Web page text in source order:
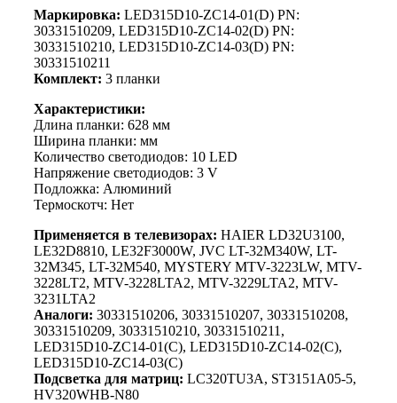
Маркировка: LED315D10-ZC14-01(D) PN:
30331510209, LED315D10-ZC14-02(D) PN:
30331510210, LED315D10-ZC14-03(D) PN:
30331510211
Комплект: 3 планки
Характеристики:
Длина планки: 628 мм
Ширина планки: мм
Количество светодиодов: 10 LED
Напряжение светодиодов: 3 V
Подложка: Алюминий
Термоскотч: Нет
Применяется в телевизорах: HAIER LD32U3100,
LE32D8810, LE32F3000W, JVC LT-32M340W, LT-
32M345, LT-32M540, MYSTERY MTV-3223LW, MTV-
3228LT2, MTV-3228LTA2, MTV-3229LTA2, MTV-
3231LTA2
Аналоги: 30331510206, 30331510207, 30331510208,
30331510209, 30331510210, 30331510211,
LED315D10-ZC14-01(С), LED315D10-ZC14-02(С),
LED315D10-ZC14-03(С)
Подсветка для матриц: LC320TU3A, ST3151A05-5,
HV320WHB-N80